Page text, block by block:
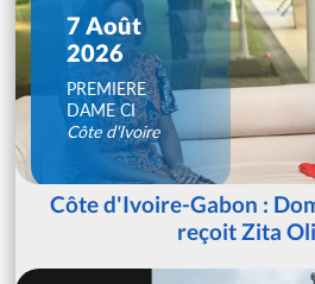
7 Août
2026
PREMIERE
DAME CI
Côte d'Ivoire
Côte d'Ivoire-Gabon :
reçoit Zita